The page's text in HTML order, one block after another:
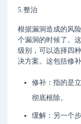
5.整治
根据漏洞造成的风
个漏洞的时候了。
级别，可以选择四
决方案。这包括修
修补：指的是
彻底根除。
缓解：另一个